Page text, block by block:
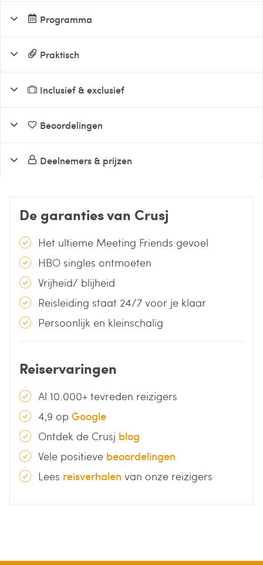
Programma
Praktisch
Inclusief & exclusief
Beoordelingen
Deelnemers & prijzen
De garanties van Crusj
Het ultieme Meeting Friends gevoel
HBO singles ontmoeten
Vrijheid/ blijheid
Reisleiding staat 24/7 voor je klaar
Persoonlijk en kleinschalig
Reiservaringen
Al 10.000+ tevreden reizigers
4,9 op Google
Ontdek de Crusj blog
Vele positieve beoordelingen
Lees reisverhalen van onze reizigers